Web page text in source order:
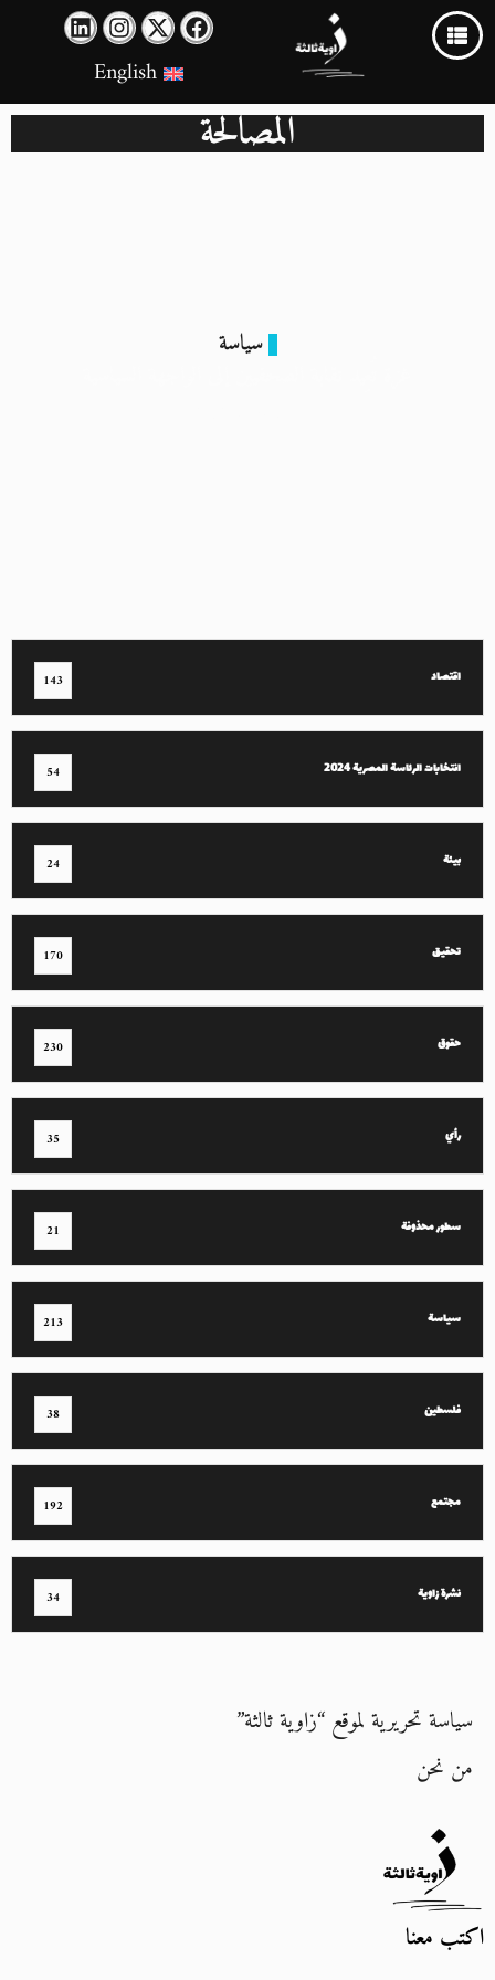
English
المصالحة
سياسة
اقتصاد 143
انتخابات الرئاسة المصرية 2024 54
بيئة 24
تحقيق 170
حقوق 230
رأي 35
سطور محذوفة 21
سياسة 213
فلسطين 38
مجتمع 192
نشرة زاوية 34
سياسة تحريرية لموقع “زاوية ثالثة”
من نحن
اكتب معنا